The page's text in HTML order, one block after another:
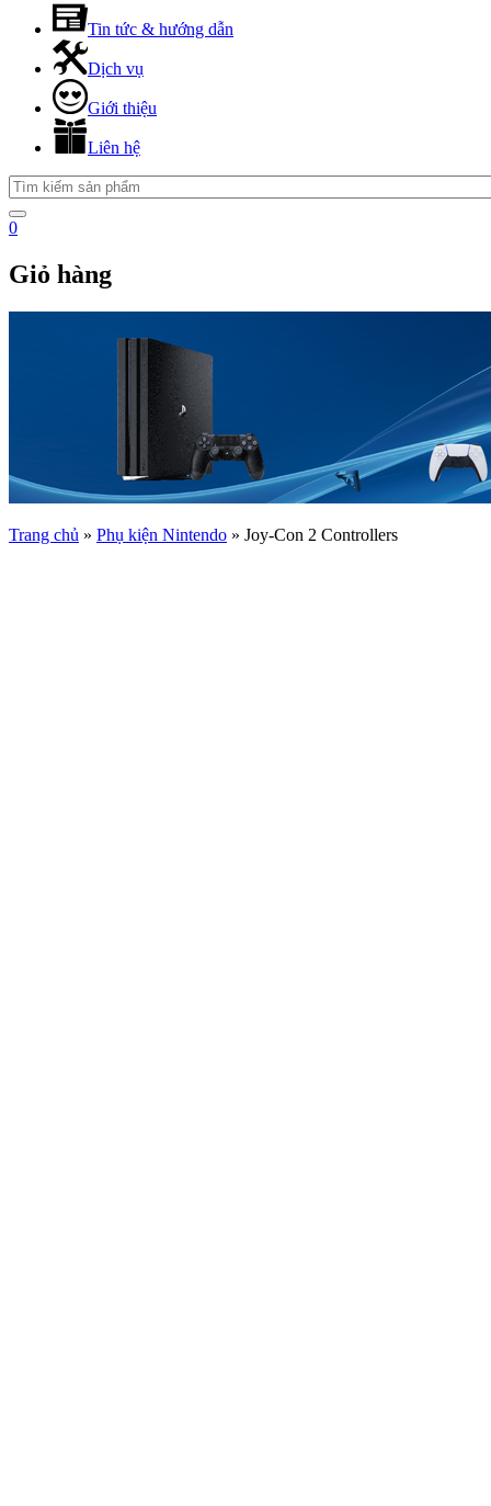
Tin tức & hướng dẫn
Dịch vụ
Giới thiệu
Liên hệ
0
Giỏ hàng
Trang chủ » Phụ kiện Nintendo » Joy-Con 2 Controllers